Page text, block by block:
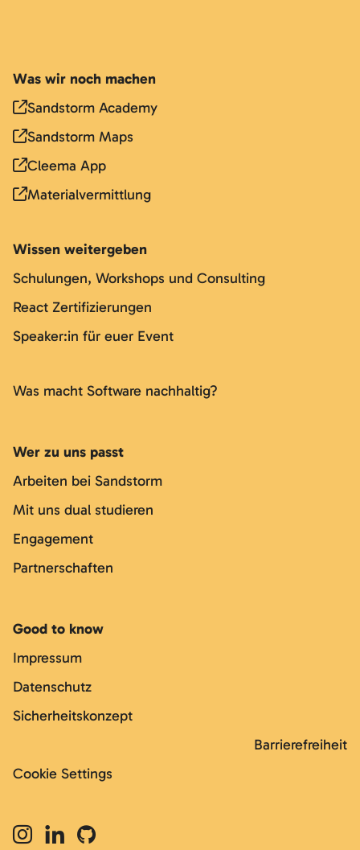
Was wir noch machen
Sandstorm Academy
Sandstorm Maps
Cleema App
Materialvermittlung
Wissen weitergeben
Schulungen, Workshops und Consulting
React Zertifizierungen
Speaker:in für euer Event
Was macht Software nachhaltig?
Wer zu uns passt
Arbeiten bei Sandstorm
Mit uns dual studieren
Engagement
Partnerschaften
Good to know
Impressum
Datenschutz
Sicherheitskonzept
Barrierefreiheit
Cookie Settings